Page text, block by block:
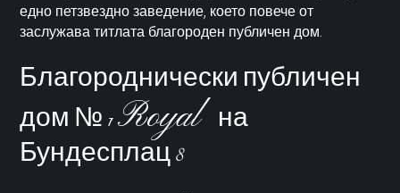
едно петзвездно заведение, което повече от
заслужава титлата благороден публичен дом.
Благороднически публичен
дом № 1Royal
на
Бундесплац 8